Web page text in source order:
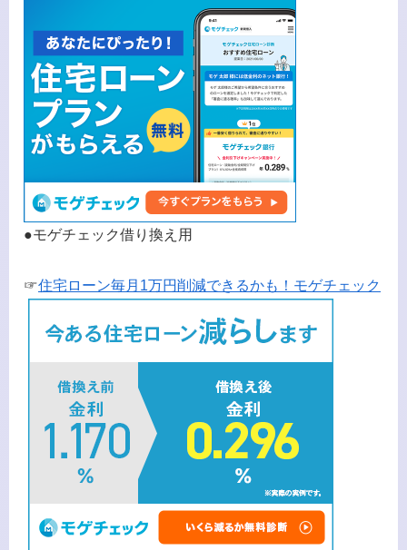
●モゲチェック借り換え用
☞住宅ローン毎月1万円削減できるかも！モゲチェック